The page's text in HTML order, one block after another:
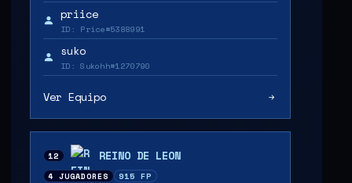
priice
ID: Price#5388991
suko
ID: Sukohh#1270790
Ver Equipo
12 REINO DE LEON
4 JUGADORES 915 FP